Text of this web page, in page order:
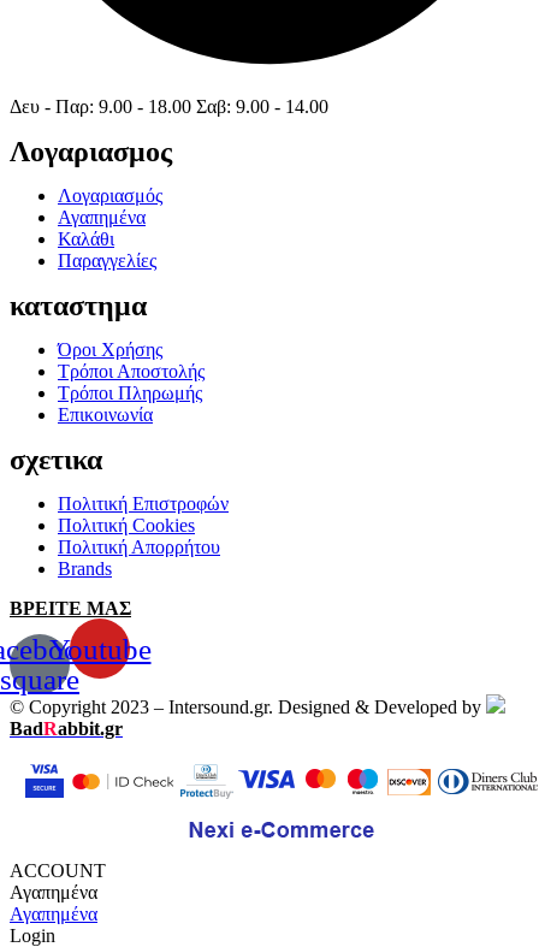
Δευ - Παρ: 9.00 - 18.00 Σαβ: 9.00 - 14.00
Λογαριασμος
Λογαριασμός
Αγαπημένα
Καλάθι
Παραγγελίες
καταστημα
Όροι Χρήσης
Τρόποι Αποστολής
Τρόποι Πληρωμής
Επικοινωνία
σχετικα
Πολιτική Επιστροφών
Πολιτική Cookies
Πολιτική Απορρήτου
Brands
ΒΡΕΙΤΕ ΜΑΣ
square
Youtube
© Copyright 2023 – Intersound.gr. Designed & Developed by
BadRabbit.gr
ACCOUNT
Αγαπημένα
Αγαπημένα
Login